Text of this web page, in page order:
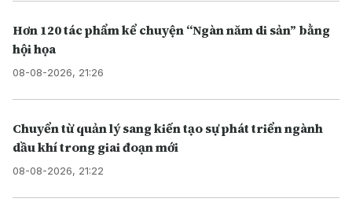
Hơn 120 tác phẩm kể chuyện “Ngàn năm di sản” bằng
hội họa
08-08-2026, 21:26
Chuyển từ quản lý sang kiến tạo sự phát triển ngành
dầu khí trong giai đoạn mới
08-08-2026, 21:22